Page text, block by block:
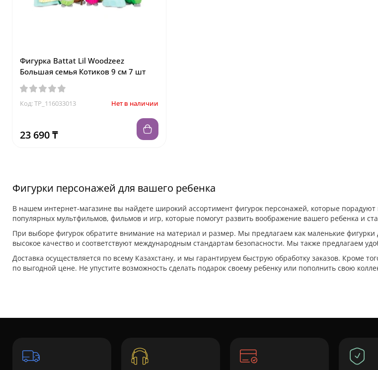
Фигурка Battat Lil Woodzeez
Большая семья Котиков 9 см 7 шт
Код: TP_116033013 Нет в наличии
23 690 ₸
Фигурки персонажей для вашего ребенка
В нашем интернет-магазине вы найдете широкий ассортимент фигурок персонажей, которые
популярных мультфильмов, фильмов и игр, которые помогут развить воображение вашего ребенка и
При выборе фигурок обратите внимание на материал и размер. Мы предлагаем как маленькие
высокое качество и соответствуют международным стандартам безопасности. Мы также предлагаем
Доставка осуществляется по всему Казахстану, и мы гарантируем быструю обработку заказов. Кроме
по выгодной цене. Не упустите возможность сделать подарок своему ребенку или пополнить свою